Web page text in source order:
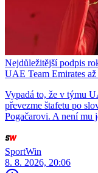
Nejdůležitější podpis
UAE Team Emirates
Vypadá to, že v týmu
převezme štafetu po
Pogačarovi. A není mu
SportWin
8. 8. 2026, 20:06